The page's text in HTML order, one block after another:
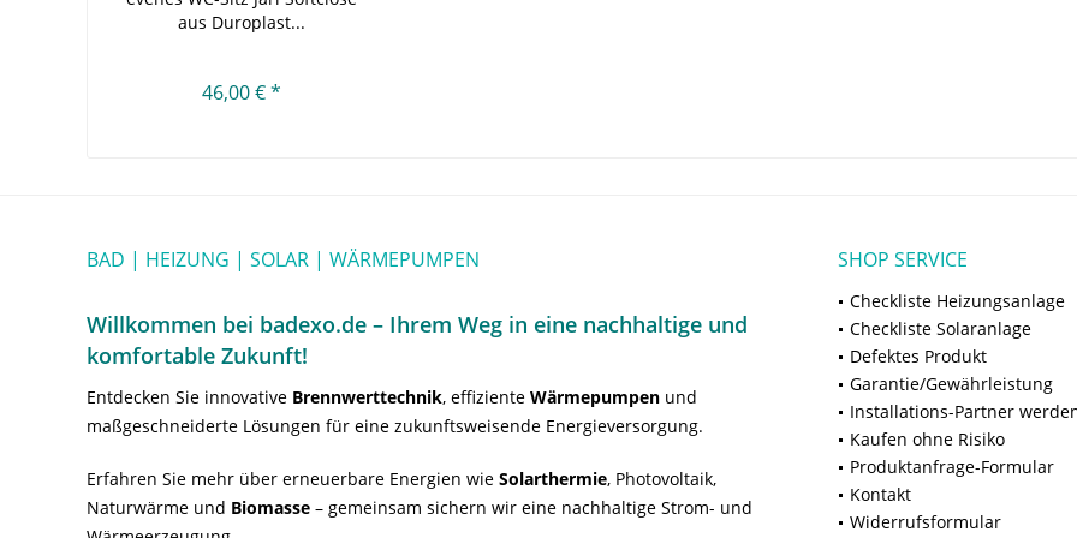
aus Duroplast...
46,00 € *
BAD | HEIZUNG | SOLAR | WÄRMEPUMPEN
Willkommen bei badexo.de – Ihrem Weg in eine nachhaltige und
komfortable Zukunft!
Entdecken Sie innovative Brennwerttechnik, effiziente Wärmepumpen und
maßgeschneiderte Lösungen für eine zukunftsweisende Energieversorgung.
Erfahren Sie mehr über erneuerbare Energien wie Solarthermie, Photovoltaik,
Naturwärme und Biomasse – gemeinsam sichern wir eine nachhaltige Strom- und
SHOP SERVICE
Checkliste Heizungsanlage
Checkliste Solaranlage
Defektes Produkt
Garantie/Gewährleistung
Installations-Partner
Kaufen ohne Risiko
Produktanfrage-Formular
Kontakt
Widerrufsformular